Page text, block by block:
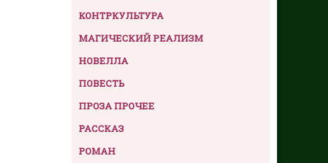
КОНТРКУЛЬТУРА
МАГИЧЕСКИЙ РЕАЛИЗМ
НОВЕЛЛА
ПОВЕСТЬ
ПРОЗА ПРОЧЕЕ
РАССКАЗ
РОМАН